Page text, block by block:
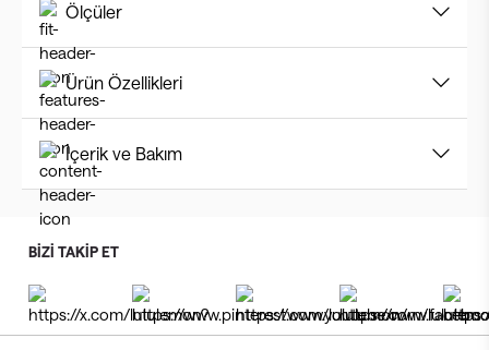
Ölçüler
Ürün Özellikleri
İçerik ve Bakım
BİZİ TAKİP ET